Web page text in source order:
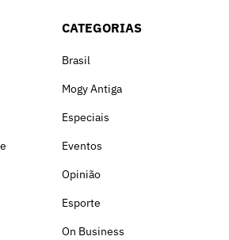
CATEGORIAS
Brasil
Mogy Antiga
Especiais
Eventos
Opinião
Esporte
On Business